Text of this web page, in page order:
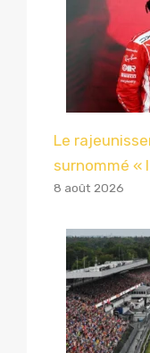
Le
surnommé «
8 août 2026